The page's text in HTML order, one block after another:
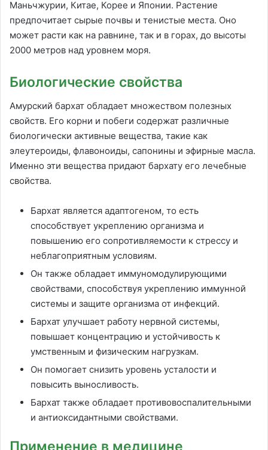
Маньчжурии, Китае, Корее и Японии. Растение
предпочитает сырые почвы и тенистые места. Оно
может расти как на равнине, так и в горах, до высоты
2000 метров над уровнем моря.
Биологические свойства
Амурский бархат обладает множеством полезных
свойств. Его корни и побеги содержат различные
биологически активные вещества, такие как
элеутероиды, флавоноиды, сапонины и эфирные масла.
Именно эти вещества придают бархату его лечебные
свойства.
Бархат является адаптогеном, то есть
способствует укреплению организма и
повышению его сопротивляемости к стрессу и
неблагоприятным условиям.
Он также обладает иммуномодулирующими
свойствами, способствуя укреплению иммунной
системы и защите организма от инфекций.
Бархат улучшает работу нервной системы,
повышает концентрацию и устойчивость к
умственным и физическим нагрузкам.
Он помогает снизить уровень усталости и
повысить выносливость.
Бархат также обладает противовоспалительными
и антиоксидантными свойствами.